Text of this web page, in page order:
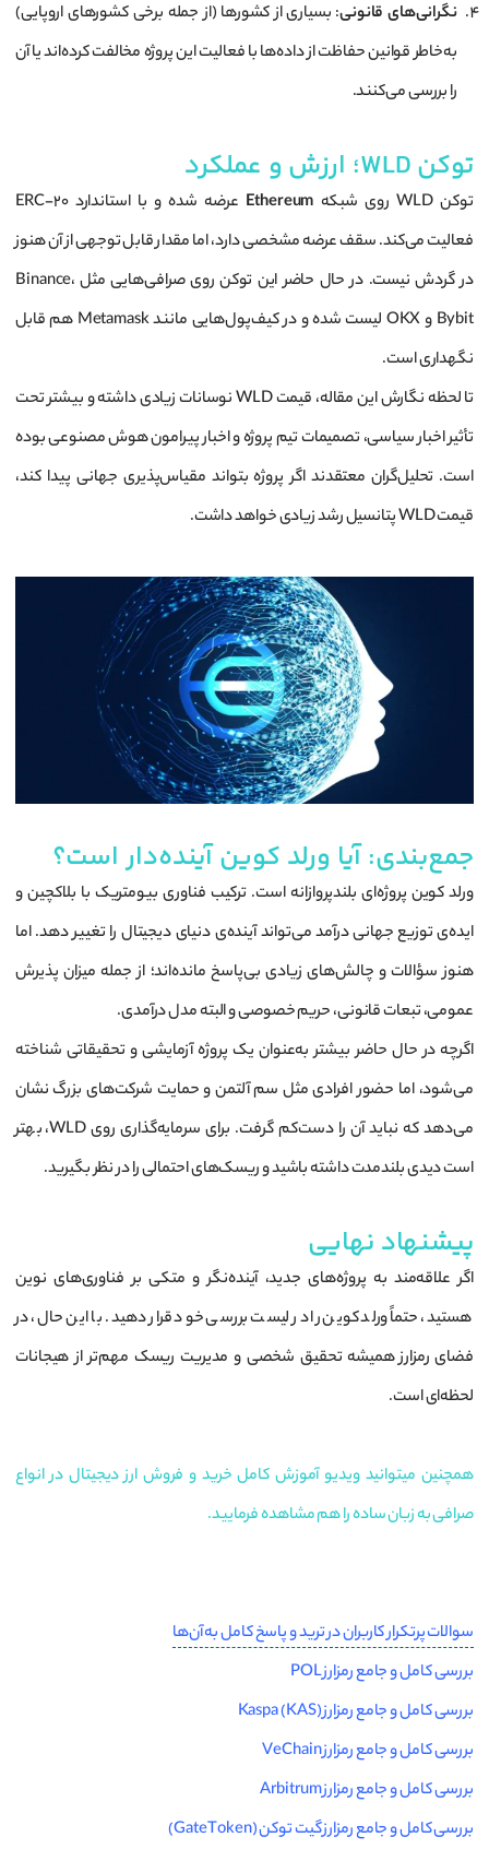
نگرانی‌های قانونی: بسیاری از کشورها (از جمله برخی کشورهای اروپایی)
به‌خاطر قوانین حفاظت از داده‌ها با فعالیت این پروژه مخالفت کرده‌اند یا آن
را بررسی می‌کنند.
توکن WLD؛ ارزش و عملکرد
توکن WLD روی شبکه Ethereum
عرضه شده و با استاندارد ERC-20
فعالیت می‌کند. سقف عرضه مشخصی دارد، اما مقدار قابل توجهی از آن هنوز
در گردش نیست. در حال حاضر این توکن روی صرافی‌هایی مثل Binance،
Bybit و OKX لیست شده و در کیف‌پول‌هایی مانند Metamask هم قابل
نگهداری است.
تا لحظه نگارش این مقاله، قیمت WLD نوسانات زیادی داشته و بیشتر تحت
تأثیر اخبار سیاسی، تصمیمات تیم پروژه و اخبار پیرامون هوش مصنوعی بوده
است. تحلیل‌گران معتقدند اگر پروژه بتواند مقیاس‌پذیری جهانی پیدا کند،
قیمت WLD پتانسیل رشد زیادی خواهد داشت.
جمع‌بندی: آیا ورلد کوین آینده‌دار است؟
ورلد کوین پروژه‌ای بلندپروازانه است. ترکیب فناوری بیومتریک با بلاکچین و
ایده‌ی توزیع جهانی درآمد می‌تواند آینده‌ی دنیای دیجیتال را تغییر دهد. اما
هنوز سؤالات و چالش‌های زیادی بی‌پاسخ مانده‌اند؛ از جمله میزان پذیرش
عمومی، تبعات قانونی، حریم خصوصی و البته مدل درآمدی.
اگرچه در حال حاضر بیشتر به‌عنوان یک پروژه آزمایشی و تحقیقاتی شناخته
می‌شود، اما حضور افرادی مثل سم آلتمن و حمایت شرکت‌های بزرگ نشان
می‌دهد که نباید آن را دست‌کم گرفت. برای سرمایه‌گذاری روی WLD، بهتر
است دیدی بلندمدت داشته باشید و ریسک‌های احتمالی را در نظر بگیرید.
پیشنهاد نهایی
اگر علاقه‌مند به پروژه‌های جدید، آینده‌نگر و متکی بر فناوری‌های نوین
هستید، حتماً ورلد کوین را در لیست بررسی خود قرار دهید. با این حال، در
فضای رمزارز همیشه تحقیق شخصی و مدیریت ریسک مهم‌تر از هیجانات
لحظه‌ای است.
همچنین میتوانید ویدیو آموزش کامل خرید و فروش ارز دیجیتال در انواع
صرافی به زبان ساده را هم مشاهده فرمایید.
سوالات پرتکرار کاربران در ترید و پاسخ کامل به آن‌ها
بررسی کامل و جامع رمزارز POL
بررسی کامل و جامع رمزارز Kaspa (KAS)
بررسی کامل و جامع رمزارز VeChain
بررسی کامل و جامع رمزارز Arbitrum
بررسی کامل و جامع رمزارز گیت توکن (GateToken)